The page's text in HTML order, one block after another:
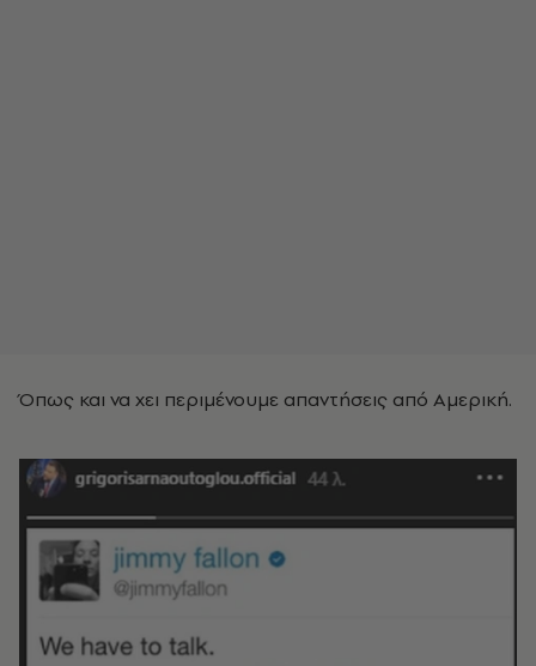
Όπως και να χει περιμένουμε απαντήσεις από Αμερική.